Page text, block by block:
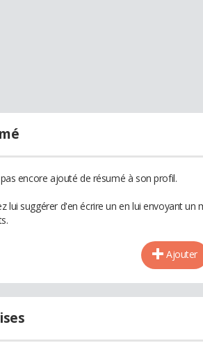
encore ajouté de résumé à son profil.
lui suggérer d'en écrire un en lui envoyant
Ajouter